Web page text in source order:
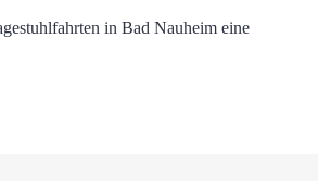
in Bad Nauheim eine